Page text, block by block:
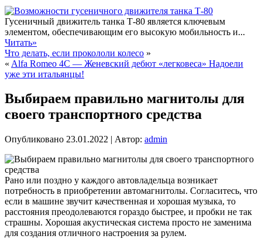
Гусеничный движитель танка Т-80 является ключевым
элементом, обеспечивающим его высокую мобильность и...
Читать»
Что делать, если прокололи колесо »
« Alfa Romeo 4C — Женевский дебют «легковеса» Надоели
уже эти итальянцы!
Выбираем правильно магнитолы для
своего транспортного средства
Опубликовано 23.01.2022 | Автор: admin
Рано или поздно у каждого автовладельца возникает
потребность в приобретении автомагнитолы. Согласитесь, что
если в машине звучит качественная и хорошая музыка, то
расстояния преодолеваются гораздо быстрее, и пробки не так
страшны. Хорошая акустическая система просто не заменима
для создания отличного настроения за рулем.